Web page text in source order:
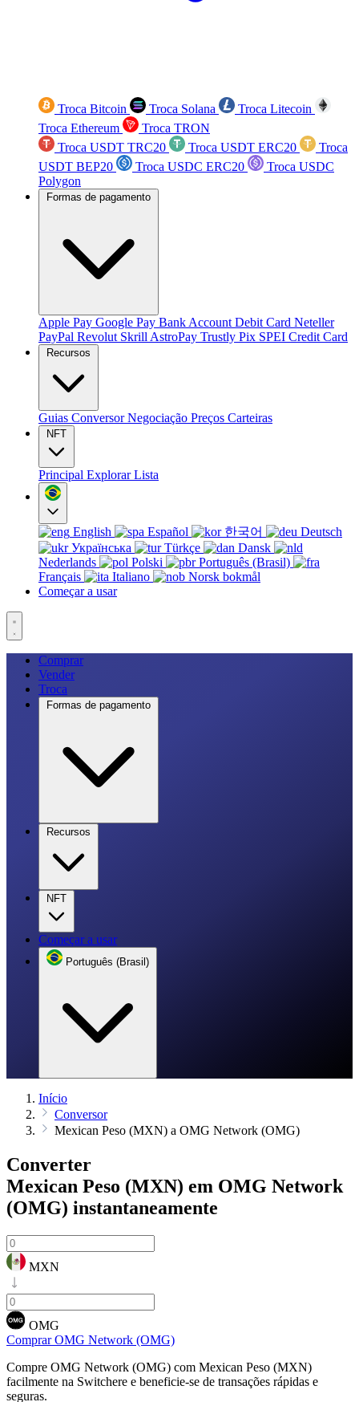
Troca Bitcoin Troca Solana
Troca Litecoin
Troca Ethereum
Troca TRON
Troca USDT TRC20
Troca USDT ERC20
Troca
USDT BEP20
Troca USDC ERC20
Troca USDC
Polygon
Formas de pagamento
Apple Pay Google Pay Bank Account Debit Card Neteller
PayPal Revolut Skrill AstroPay Trustly Pix SPEI Credit Card
Recursos
Guias ConversorNegociação Preços Carteiras
NFT
Principal ExplorarLista
English Español 한국어
Deutsch
Українська
Türkçe
Dansk
Nederlands
Polski
Português (Brasil)
Français
Italiano
Norsk bokmål
Começar a usar
Comprar
Vender
Troca
Formas de pagamento
Recursos
NFT
Começar a usar
Português (Brasil)
Início
Conversor
Mexican Peso (MXN) a OMG Network (OMG)
Converter
Mexican Peso (MXN) em OMG Network
(OMG) instantaneamente
MXN
OMG
Comprar OMG Network (OMG)
Compre OMG Network (OMG) com Mexican Peso (MXN)
facilmente na Switchere e beneficie-se de transações rápidas e
seguras.